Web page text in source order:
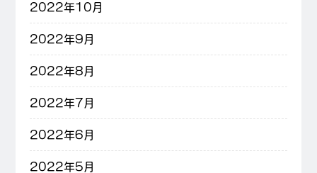
2022年10月
2022年9月
2022年8月
2022年7月
2022年6月
2022年5月